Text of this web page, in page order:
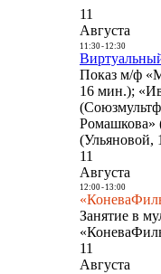
11
Августа
11:30- 12:30
Показ м/ф
16 мин.);
Ромашкова»
(Ульяновой,
11
Августа
12:00- 13:00
Занятие в
11
Августа